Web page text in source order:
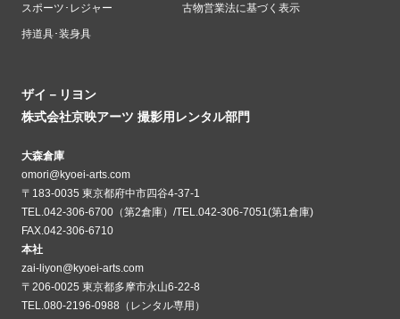
スポーツ･レジャー
持道具･装身具
古物営業法に基づく表示
ザイ－リヨン
株式会社京映アーツ 撮影用レンタル部門
大森倉庫
omori@kyoei-arts.com
〒183-0035 東京都府中市四谷4-37-1
TEL.042-306-6700（第2倉庫）/TEL.042-306-7051(第1倉庫)
FAX.042-306-6710
本社
zai-liyon@kyoei-arts.com
〒206-0025 東京都多摩市永山6-22-8
TEL.080-2196-0988（レンタル専用）